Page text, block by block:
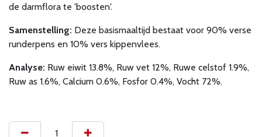
de darmflora te 'boosten'.
Samenstelling: Deze basismaaltijd bestaat voor 90% verse
runderpens en 10% vers kippenvlees.
Analyse: Ruw eiwit 13.8%, Ruw vet 12%, Ruwe celstof 1.9%,
Ruw as 1.6%, Calcium 0.6%, Fosfor 0.4%, Vocht 72%.